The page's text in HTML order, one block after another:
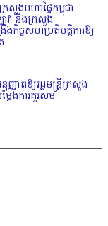
សួងមហាផ្ទៃកម្ពុជា
វ និងក្រសួង
កិច្ចសហប្រតិបត្តិការឱ្យ
ាតឱ្យរដ្ឋមន្ត្រីក្រសួង
ែងការគួរសម